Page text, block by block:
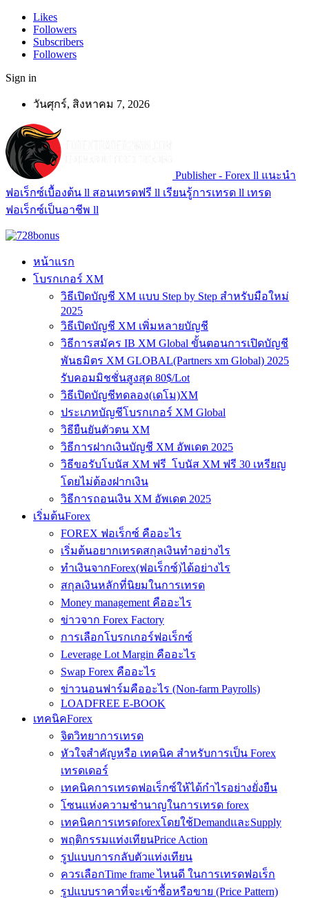
Likes
Followers
Subscribers
Followers
Sign in
วันศุกร์, สิงหาคม 7, 2026
Publisher - Forex ll แนะนำ
ฟอเร็กซ์เบื้องต้น ll สอนเทรดฟรี ll เรียนรู้การเทรด ll เทรด
ฟอเร็กซ์เป็นอาชีพ ll
หน้าแรก
โบรกเกอร์ XM
วิธีเปิดบัญชี XM แบบ Step by Step สำหรับมือใหม่
2025
วิธีเปิดบัญชี XM เพิ่มหลายบัญชี
วิธีการสมัคร IB XM Global ขั้นตอนการเปิดบัญชี
พันธมิตร XM GLOBAL(Partners xm Global) 2025
รับคอมมิชชั่นสูงสุด 80$/Lot
วิธีเปิดบัญชีทดลอง(เดโม)XM
ประเภทบัญชีโบรกเกอร์ XM Global
วิธียืนยันตัวตน XM
วิธีการฝากเงินบัญชี XM อัพเดต 2025
วิธีขอรับโบนัส XM ฟรี โบนัส XM ฟรี 30 เหรียญ
โดยไม่ต้องฝากเงิน
วิธีการถอนเงิน XM อัพเดต 2025
เริ่มต้นForex
FOREX ฟอเร็กซ์ คืออะไร
เริ่มต้นอยากเทรดสกุลเงินทำอย่างไร
ทำเงินจากForex(ฟอเร็กซ์)ได้อย่างไร
สกุลเงินหลักที่นิยมในการเทรด
Money management คืออะไร
ข่าวจาก Forex Factory
การเลือกโบรกเกอร์ฟอเร็กซ์
Leverage Lot Margin คืออะไร
Swap Forex คืออะไร
ข่าวนอนฟาร์มคืออะไร (Non-farm Payrolls)
LOADFREE E-BOOK
เทคนิคForex
จิตวิทยาการเทรด
หัวใจสำคัญหรือ เทคนิค สำหรับการเป็น Forex
เทรดเดอร์
เทคนิคการเทรดฟอเร็กซ์ให้ได้กำไรอย่างยั่งยืน
โซนแห่งความชำนาญในการเทรด forex
เทคนิคการเทรดforexโดยใช้DemandและSupply
พฤติกรรมแท่งเทียนPrice Action
รูปแบบการกลับตัวแท่งเทียน
ควรเลือกTime frame ไหนดี ในการเทรดฟอเร็ก
รูปแบบราคาที่จะเข้าซื้อหรือขาย (Price Pattern)